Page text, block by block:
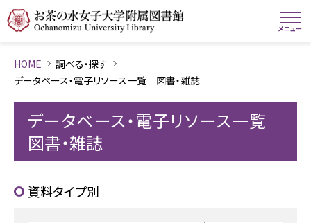
HOME
調べる・探す
データベース・電子リソース一覧 図書・雑誌
データベース・電子リソース一覧
図書・雑誌
資料タイプ別